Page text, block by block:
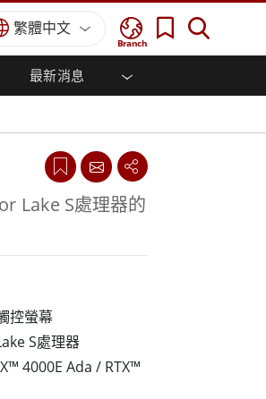
Branch
繁體中文
最新消息
筆記型電腦
板電腦
平板電腦
NVIS 顯示器
腦
案
方案
方案
合標準
Lake S處理器的
控螢幕
S處理器
4000E Ada / RTX™